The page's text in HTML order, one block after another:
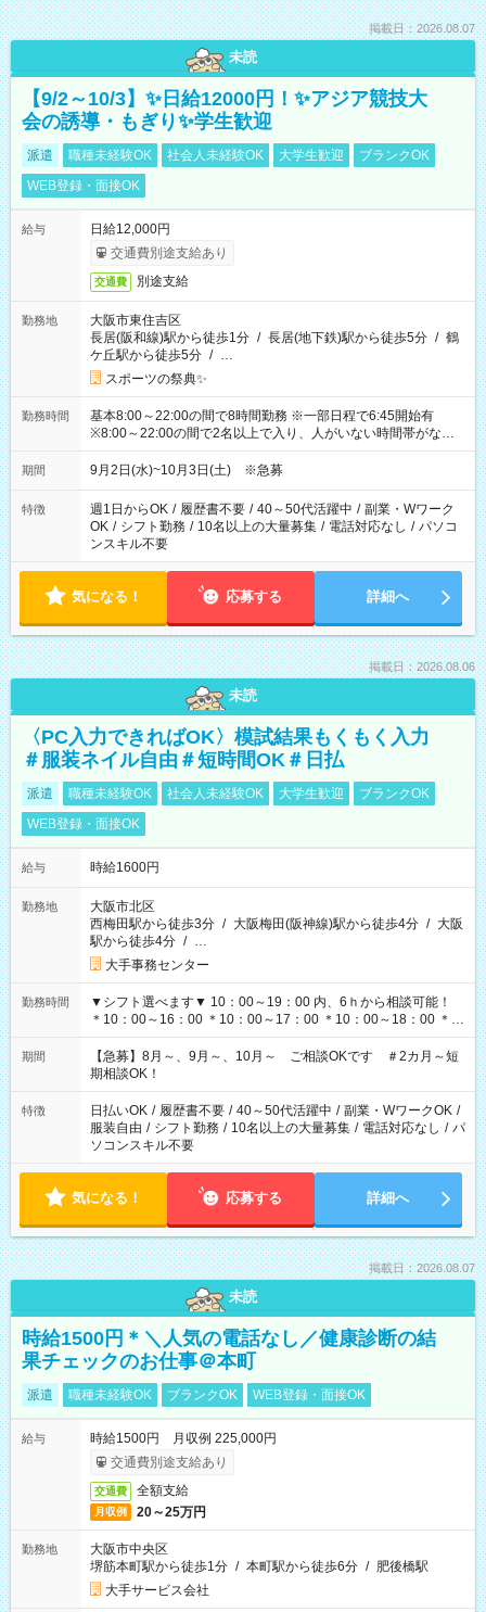
掲載日：2026.08.07
未読
【9/2～10/3】✨日給12000円！✨アジア競技大
会の誘導・もぎり✨学生歓迎
派遣 職種未経験OK 社会人未経験OK 大学生歓迎
ブランクOK
WEB登録・面接OK
給与
日給12,000円
交通費別途支給あり
交通費 別途支給
勤務地
大阪市東住吉区
長居(阪和線)駅から徒歩1分 / 長居(地下鉄)駅から徒歩5分 / 鶴
ケ丘駅から徒歩5分 / …
スポーツの祭典✨
勤務時間
基本8:00～22:00の間で8時間勤務 ※一部日程で6:45開始有
※8:00～22:00の間で2名以上で入り、人がいない時間帯がない
ように相方と時間を分け合うイメージです
期間 9月2日(水)~10月3日(土) ※急募
特徴 週1日からOK / 履歴書不要 / 40～50代活躍中 / 副業・Wワーク
OK / シフト勤務 / 10名以上の大量募集 / 電話対応なし / パソコ
ンスキル不要
気になる！ 応募する 詳細へ
掲載日：2026.08.06
未読
〈PC入力できればOK〉模試結果もくもく入力
＃服装ネイル自由＃短時間OK＃日払
派遣 職種未経験OK 社会人未経験OK 大学生歓迎
ブランクOK
WEB登録・面接OK
給与 時給1600円
勤務地
大阪市北区
西梅田駅から徒歩3分 / 大阪梅田(阪神線)駅から徒歩4分 / 大阪
駅から徒歩4分 / …
大手事務センター
勤務時間
▼シフト選べます▼ 10：00～19：00 内、6ｈから相談可能！
＊10：00～16：00 ＊10：00～17：00 ＊10：00～18：00 ＊
11：00～19：00 ＊12：00～19：00 ＊13：00～19：00
期間
【急募】8月～、9月～、10月～ ご相談OKです ＃2カ月～短
期相談OK！
特徴 日払いOK / 履歴書不要 / 40～50代活躍中 / 副業・WワークOK /
服装自由 / シフト勤務 / 10名以上の大量募集 / 電話対応なし / パ
ソコンスキル不要
気になる！ 応募する 詳細へ
掲載日：2026.08.07
未読
時給1500円＊＼人気の電話なし／健康診断の結
果チェックのお仕事＠本町
派遣 職種未経験OK ブランクOK WEB登録・面接OK
給与
時給1500円 月収例 225,000円
交通費別途支給あり
交通費 全額支給
月収例 20～25万円
勤務地
大阪市中央区
堺筋本町駅から徒歩1分 / 本町駅から徒歩6分 / 肥後橋駅
大手サービス会社